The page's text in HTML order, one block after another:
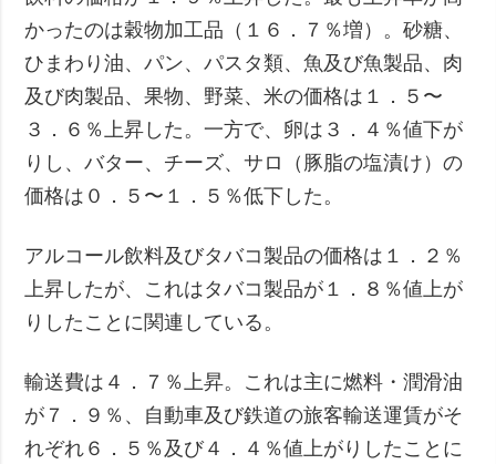
かったのは穀物加工品（１６．７％増）。砂糖、
ひまわり油、パン、パスタ類、魚及び魚製品、肉
及び肉製品、果物、野菜、米の価格は１．５〜
３．６％上昇した。一方で、卵は３．４％値下が
りし、バター、チーズ、サロ（豚脂の塩漬け）の
価格は０．５〜１．５％低下した。
アルコール飲料及びタバコ製品の価格は１．２％
上昇したが、これはタバコ製品が１．８％値上が
りしたことに関連している。
輸送費は４．７％上昇。これは主に燃料・潤滑油
が７．９％、自動車及び鉄道の旅客輸送運賃がそ
れぞれ６．５％及び４．４％値上がりしたことに